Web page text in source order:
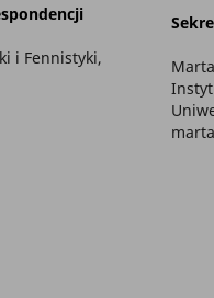
i Fennistyki,